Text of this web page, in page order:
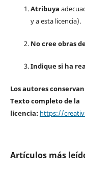
Atribuya
y a esta licencia).
No cree obras
Indique si ha
Los autores
Texto completo de la
licencia: https://
Artículos más